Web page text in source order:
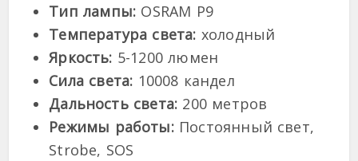
Тип лампы: OSRAM P9
Температура света: холодный
Яркость: 5-1200 люмен
Сила света: 10008 кандел
Дальность света: 200 метров
Режимы работы:Постоянный свет,
Strobe, SOS